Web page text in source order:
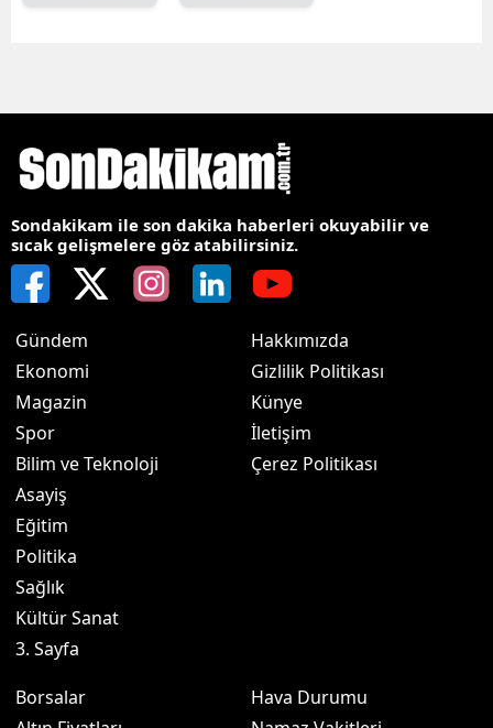
Sondakikam ile son dakika haberleri okuyabilir ve
sıcak gelişmelere göz atabilirsiniz.
Gündem
Ekonomi
Magazin
Spor
Bilim ve Teknoloji
Asayiş
Eğitim
Politika
Sağlık
Kültür Sanat
3. Sayfa
Hakkımızda
Gizlilik Politikası
Künye
İletişim
Çerez Politikası
Borsalar
Hava Durumu